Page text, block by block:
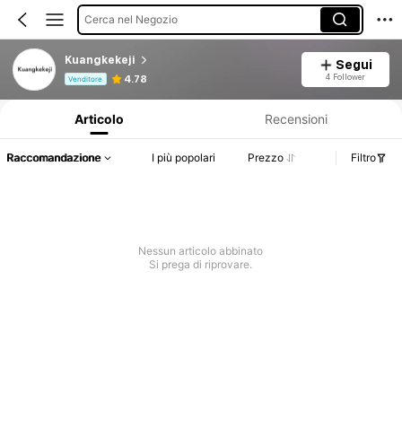
Cerca nel Negozio
Kuangkekeji
Venditore 4.78
Segui
4 Follower
Articolo Recensioni
Raccomandazione I più popolari Prezzo Filtro
Nessun articolo abbinato
Si prega di riprovare.